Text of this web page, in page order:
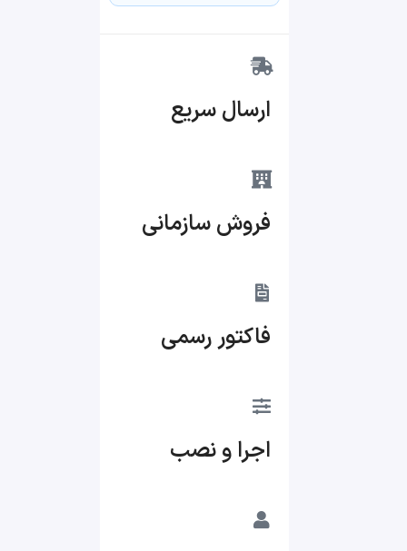
ارسال سریع
فروش سازمانی
فاکتور رسمی
اجرا و نصب